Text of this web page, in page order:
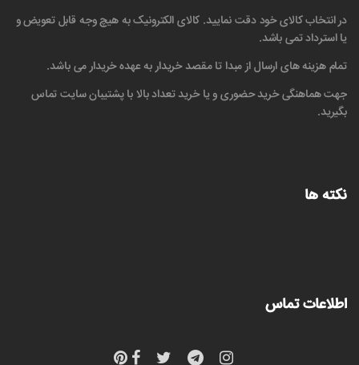
در انتخاب کالای خود دقت نمایید. کالای الکترونیک به هیچ وجه قابل تعویض و
یا استرداد تمی باشد.
تمام هزینه های ارسال از مبدا تا مقصد خریدار به عهده خریدار می باشد.
جهت هماهنگی خرید حضوری و یا خرید تعداد بالا با پشتیبان سایت تماس
بگیرید.
نکته ها
اطلاعات تماس